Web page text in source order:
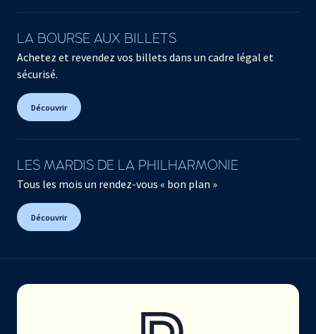
LA BOURSE AUX BILLETS
Achetez et revendez vos billets dans un cadre légal et
sécurisé.
Découvrir
LES MARDIS DE LA PHILHARMONIE
Tous les mois un rendez-vous « bon plan »
Découvrir